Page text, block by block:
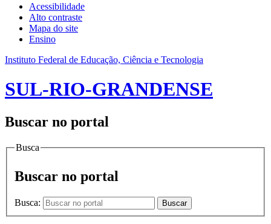
Acessibilidade
Alto contraste
Mapa do site
Ensino
Instituto Federal de Educação, Ciência e Tecnologia
SUL-RIO-GRANDENSE
Buscar no portal
Busca
Buscar no portal
Busca: Buscar